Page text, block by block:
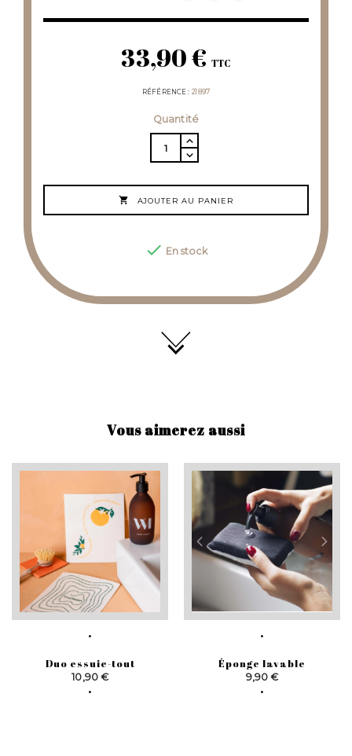
33,90 € TTC
RÉFÉRENCE 21897
Quantité
 AJOUTER AU PANIER
 En stock
Vous aimerez aussi
Duo essuie-tout
Prix
10,90 €
Éponge lavable
Prix
9,90 €